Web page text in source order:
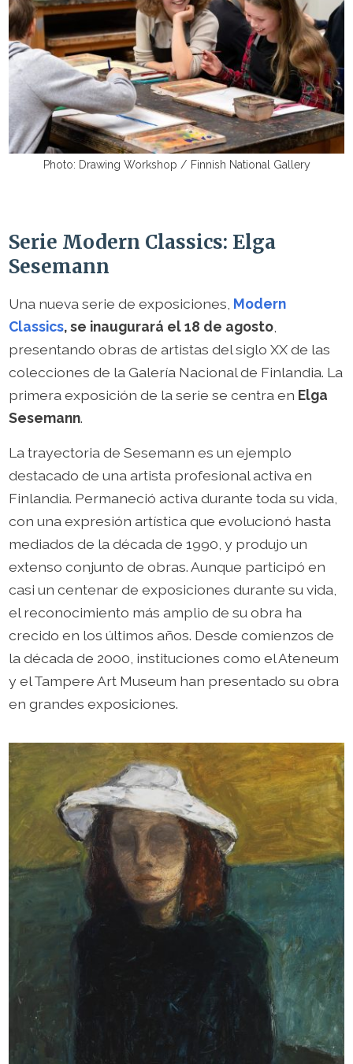
Photo: Drawing Workshop / Finnish National Gallery
Serie Modern Classics: Elga
Sesemann
Una nueva serie de exposiciones, Modern
Classics,se inaugurará el 18 de agosto
presentando obras de artistas del siglo XX de las
colecciones de la Galería Nacional de Finlandia. La
primera exposición de la serie se centra en Elga
Sesemann.
La trayectoria de Sesemann es un ejemplo
destacado de una artista profesional activa en
Finlandia. Permaneció activa durante toda su vida,
con una expresión artística que evolucionó hasta
mediados de la década de 1990, y produjo un
extenso conjunto de obras. Aunque participó en
casi un centenar de exposiciones durante su vida,
el reconocimiento más amplio de su obra ha
crecido en los últimos años. Desde comienzos de
la década de 2000, instituciones como el Ateneum
y el Tampere Art Museum han presentado su obra
en grandes exposiciones.